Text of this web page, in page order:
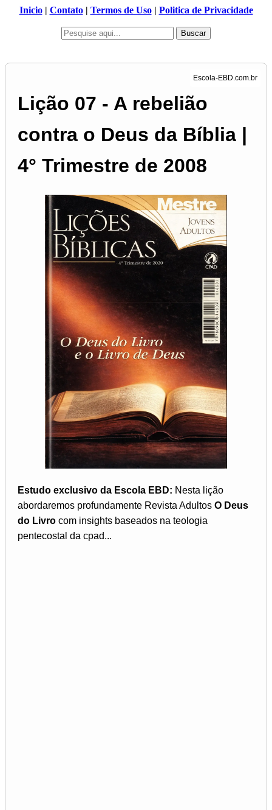
Inicio| Contato| Termos de Uso| Politica de Privacidade
Buscar
Lição 07 - A rebelião
contra o Deus da Bíblia |
4° Trimestre de 2008
Estudo exclusivo da Escola EBD: Nesta lição
abordaremos profundamente Revista Adultos O Deus
do Livro com insights baseados na teologia
pentecostal da cpad...